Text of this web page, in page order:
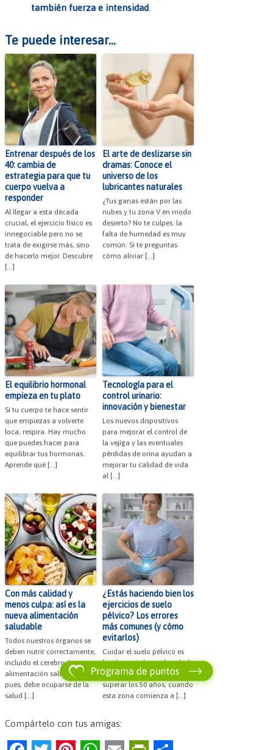
también fuerza e intensidad
Te puede interesar...
Entrenar después de los
40: cambia de
estrategia para que tu
cuerpo vuelva a
responder
Al llegar a esta década
crucial, el ejercicio físico es
innegociable pero no se
trata de exigirse más, sino
de hacerlo mejor. Descubre
[…]
El arte de deslizarse sin
dramas: Conoce el
universo de los
lubricantes naturales
¿Tus ganas están por las
nubes y tu zona V en modo
desierto? No te culpes: la
falta de humedad es muy
común. Si te preguntas
cómo aliviar […]
El equilibrio hormonal
empieza en tu plato
Si tu cuerpo te hace sentir
que empiezas a volverte
loca, respira. Hay mucho
que puedes hacer para
equilibrar tus hormonas.
Aprende qué […]
Tecnología para el
control urinario:
innovación y bienestar
Los nuevos dispositivos
para mejorar el control de
la vejiga y las eventuales
pérdidas de orina ayudan a
mejorar tu calidad de vida
al […]
Con más calidad y
menos culpa: así es la
nueva alimentación
saludable
Todos nuestros órganos se
deben nutrir correctamente,
incluido el cerebro. La
alimentación saludable,
pues, debe ocuparse de la
salud […]
¿Estás haciendo bien los
ejercicios de suelo
pélvico? Los errores
más comunes (y cómo
evitarlos)
Cuidar el suelo pélvico es
fundamental para la salud
femenina, especialmente al
superar los 50 años, cuando
esta zona comienza a […]
Compártelo con tus amigas: